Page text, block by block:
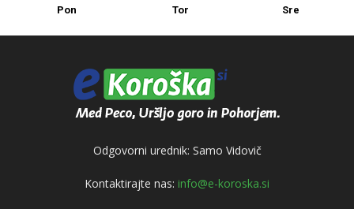
Pon
Tor
Sre
Odgovorni urednik: Samo Vidovič
Kontaktirajte nas: info@e-koroska.si